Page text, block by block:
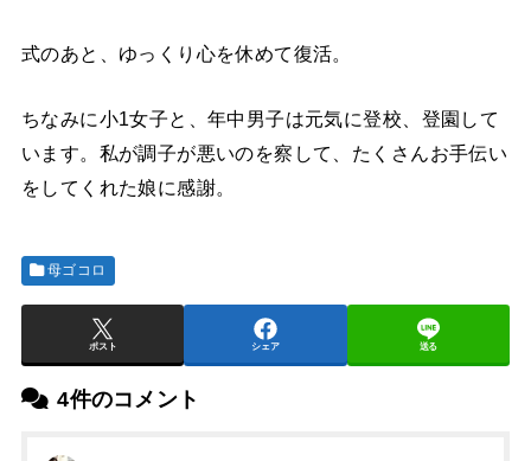
式のあと、ゆっくり心を休めて復活。
ちなみに小1女子と、年中男子は元気に登校、登園して
います。私が調子が悪いのを察して、たくさんお手伝い
をしてくれた娘に感謝。
母ゴコロ
ポスト シェア 送る
4件のコメント